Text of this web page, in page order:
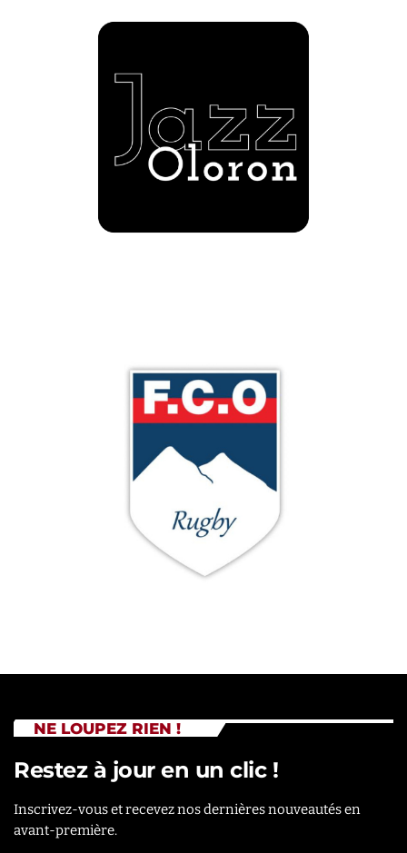
NE LOUPEZ RIEN !
Restez à jour en un clic !
Inscrivez-vous et recevez nos dernières nouveautés en
avant-première.